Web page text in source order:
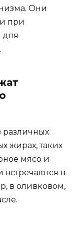
Они
при
для
различных
жирах, таких
мясо и
в
в оливковом,